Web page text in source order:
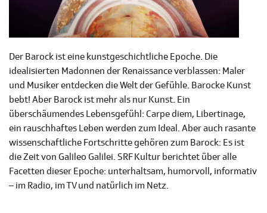
Der Barock ist eine kunstgeschichtliche Epoche. Die
idealisierten Madonnen der Renaissance verblassen: Maler
und Musiker entdecken die Welt der Gefühle. Barocke Kunst
bebt! Aber Barock ist mehr als nur Kunst. Ein
überschäumendes Lebensgefühl: Carpe diem, Libertinage,
ein rauschhaftes Leben werden zum Ideal. Aber auch rasante
wissenschaftliche Fortschritte gehören zum Barock: Es ist
die Zeit von Galileo Galilei. SRF Kultur berichtet über alle
Facetten dieser Epoche: unterhaltsam, humorvoll, informativ
– im Radio, im TV und natürlich im Netz.